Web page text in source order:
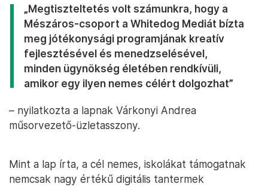
„Megtiszteltetés volt számunkra, hogy a
Mészáros-csoport a Whitedog Mediát bízta
meg jótékonysági programjának kreatív
fejlesztésével és menedzselésével,
minden ügynökség életében rendkívüli,
amikor egy ilyen nemes célért dolgozhat”
– nyilatkozta a lapnak Várkonyi Andrea
műsorvezető-üzletasszony.
Mint a lap írta, a cél nemes, iskolákat támogatnak
nemcsak nagy értékű digitális tantermek